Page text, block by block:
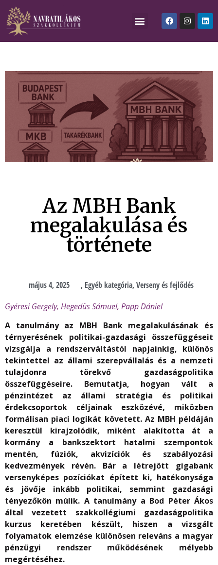
Az MBH Bank
megalakulása és
története
május 4, 2025 , Egyéb kategória,Verseny és fejlődés
Gyéresi Gergely, Hegedüs Sámuel, Papp Dániel
A tanulmány az MBH Bank megalakulásának és
térnyerésének politikai-gazdasági összefüggéseit
vizsgálja a rendszerváltástól napjainkig, különös
tekintettel az állami szerepvállalás és a nemzeti
tulajdonra törekvő gazdaságpolitika
összefüggéseire. Bemutatja, hogyan vált a
pénzintézet az állami stratégia és politikai
érdekcsoportok céljainak eszközévé, miközben
formálisan piaci logikát követett. Az MBH példáján
keresztül kirajzolódik, miként alakította át a
kormány a bankszektort hatalmi szempontok
mentén, fúziók, akvizíciók és szabályozási
kedvezmények révén. Bár a létrejött gigabank
versenyképes pozíciókat épített ki, hatékonysága
és jövője inkább politikai, semmint gazdasági
tényezőkön múlik. A tanulmány a Bod Péter Ákos
által vezetett szakkollégiumi gazdaságpolitika
kurzus keretében készült, hiszen a vizsgált
folyamatok elemzése különösen releváns a magyar
pénzügyi rendszer működésének mélyebb
megértéséhez.